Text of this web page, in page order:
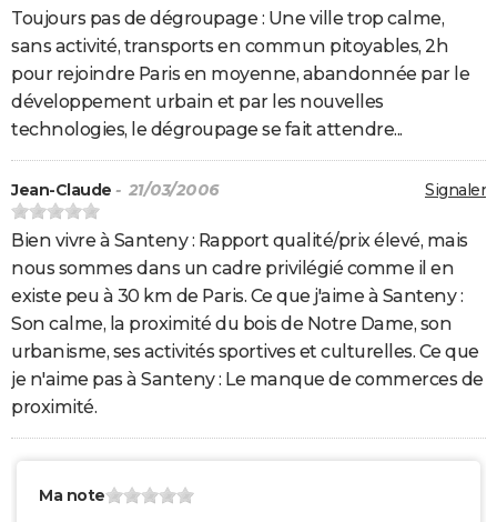
Toujours pas de dégroupage : Une ville trop calme,
sans activité, transports en commun pitoyables, 2h
pour rejoindre Paris en moyenne, abandonnée par le
développement urbain et par les nouvelles
technologies, le dégroupage se fait attendre...
Signaler
Jean-Claude - 21/03/2006
Bien vivre à Santeny : Rapport qualité/prix élevé, mais
nous sommes dans un cadre privilégié comme il en
existe peu à 30 km de Paris. Ce que j'aime à Santeny :
Son calme, la proximité du bois de Notre Dame, son
urbanisme, ses activités sportives et culturelles. Ce que
je n'aime pas à Santeny : Le manque de commerces de
proximité.
Ma note